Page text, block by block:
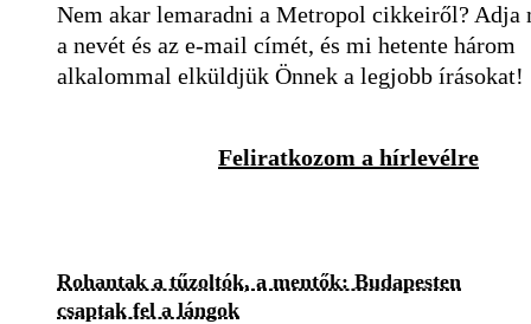
Nem akar lemaradni a Metropol cikkeiről? Adja
a nevét és az e-mail címét, és mi hetente három
alkalommal elküldjük Önnek a legjobb írásokat!
Feliratkozom a hírlevélre
Rohantak a tűzoltók, a mentők: Budapesten
csaptak fel a lángok